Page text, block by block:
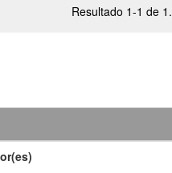
Resultado 1-1 de 1.